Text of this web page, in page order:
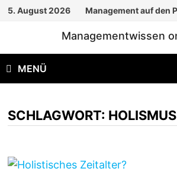
Zum
5. August 2026 Management auf den
Managementwissen
MENÜ
SCHLAGWORT: HOLISMUS